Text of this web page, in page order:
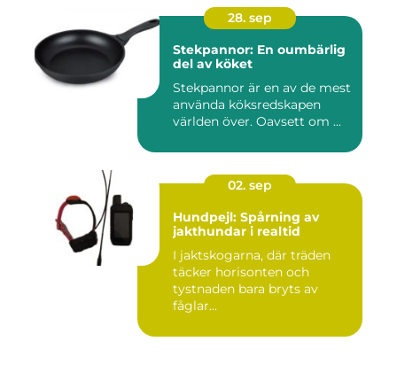
28. sep
Stekpannor: En oumbärlig
del av köket
Stekpannor är en av de mest
använda köksredskapen
världen över. Oavsett om ...
02. sep
Hundpejl: Spårning av
jakthundar i realtid
I jaktskogarna, där träden
täcker horisonten och
tystnaden bara bryts av
fåglar...